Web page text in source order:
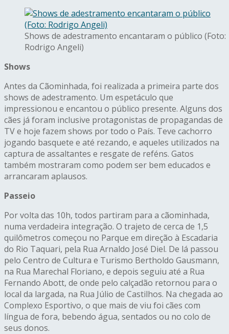
Shows de adestramento encantaram o público (Foto:
Rodrigo Angeli)
Shows
Antes da Cãominhada, foi realizada a primeira parte dos
shows de adestramento. Um espetáculo que
impressionou e encantou o público presente. Alguns dos
cães já foram inclusive protagonistas de propagandas de
TV e hoje fazem shows por todo o País. Teve cachorro
jogando basquete e até rezando, e aqueles utilizados na
captura de assaltantes e resgate de reféns. Gatos
também mostraram como podem ser bem educados e
arrancaram aplausos.
Passeio
Por volta das 10h, todos partiram para a cãominhada,
numa verdadeira integração. O trajeto de cerca de 1,5
quilômetros começou no Parque em direção à Escadaria
do Rio Taquari, pela Rua Arnaldo José Diel. De lá passou
pelo Centro de Cultura e Turismo Bertholdo Gausmann,
na Rua Marechal Floriano, e depois seguiu até a Rua
Fernando Abott, de onde pelo calçadão retornou para o
local da largada, na Rua Júlio de Castilhos. Na chegada ao
Complexo Esportivo, o que mais de viu foi cães com
língua de fora, bebendo água, sentados ou no colo de
seus donos.